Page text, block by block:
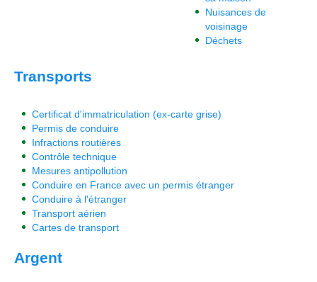
Nuisances de
voisinage
Déchets
Transports
Certificat d'immatriculation (ex-carte grise)
Permis de conduire
Infractions routières
Contrôle technique
Mesures antipollution
Conduire en France avec un permis étranger
Conduire à l'étranger
Transport aérien
Cartes de transport
Argent